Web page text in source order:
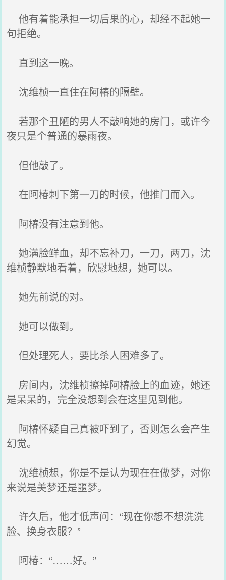
他有着能承担一切后果的心，却经不起她一
句拒绝。
直到这一晚。
沈维桢一直住在阿椿的隔壁。
若那个丑陋的男人不敲响她的房门，或许今
夜只是个普通的暴雨夜。
但他敲了。
在阿椿刺下第一刀的时候，他推门而入。
阿椿没有注意到他。
她满脸鲜血，却不忘补刀，一刀，两刀，沈
维桢静默地看着，欣慰地想，她可以。
她先前说的对。
她可以做到。
但处理死人，要比杀人困难多了。
房间内，沈维桢擦掉阿椿脸上的血迹，她还
是呆呆的，完全没想到会在这里见到他。
阿椿怀疑自己真被吓到了，否则怎么会产生
幻觉。
沈维桢想，你是不是认为现在在做梦，对你
来说是美梦还是噩梦。
许久后，他才低声问：“现在你想不想洗洗
脸、换身衣服？”
阿椿：“……好。”